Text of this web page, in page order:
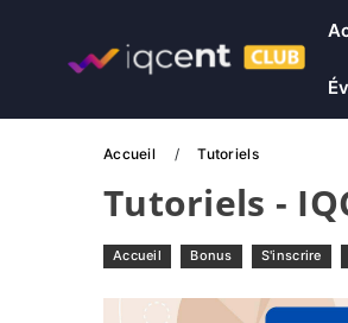
Accueil Tutoriels
Tutoriels -
Accueil Bonus S'inscrire